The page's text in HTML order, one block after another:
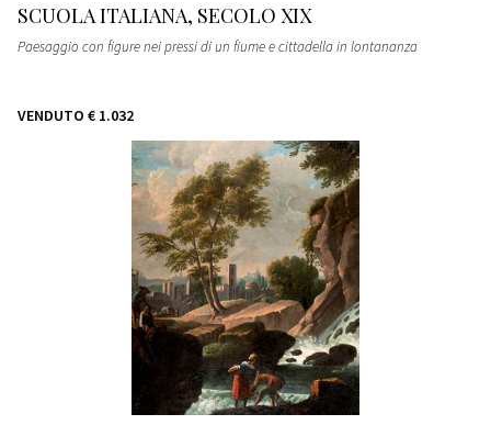
SCUOLA ITALIANA, SECOLO XIX
Paesaggio con figure nei pressi di un fiume e cittadella in lontananza
VENDUTO € 1.032